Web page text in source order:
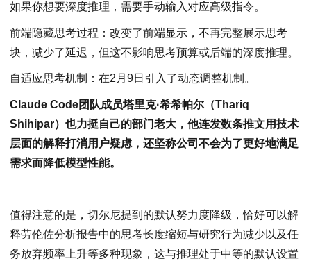
如果你想要深度推理，需要手动输入对应高级指令。
前端隐藏思考过程：改变了前端显示，不再完整展示思考
块，减少了延迟，但这不影响思考预算或后端的深度推理。
自适应思考机制：在2月9日引入了动态调整机制。
Claude Code团队成员塔里克·希希帕尔（Thariq
Shihipar）也力挺自己的部门老大，他连发数条推文用技术
层面的解释打消用户疑虑，还坚称公司不会为了更好地满足
需求而降低模型性能。
值得注意的是，切尔尼提到的默认努力度降级，恰好可以解
释劳伦佐分析报告中的思考长度缩短与研究行为减少以及任
务放弃频率上升等多种现象，这与推理处于中等的默认设置